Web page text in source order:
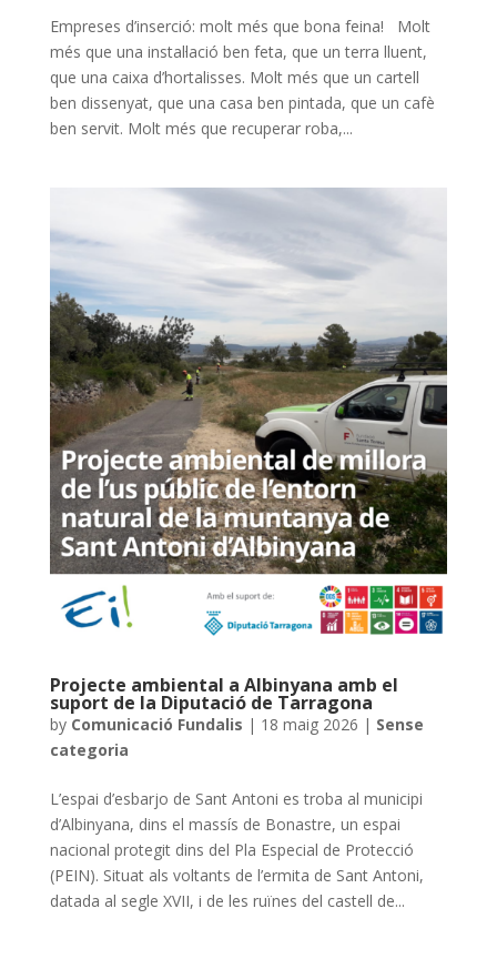
Empreses d’inserció: molt més que bona feina! Molt
més que una instal·lació ben feta, que un terra lluent,
que una caixa d’hortalisses. Molt més que un cartell
ben dissenyat, que una casa ben pintada, que un cafè
ben servit. Molt més que recuperar roba,...
Projecte ambiental a Albinyana amb el
suport de la Diputació de Tarragona
by Comunicació Fundalis | 18 maig 2026 | Sense
categoria
L’espai d’esbarjo de Sant Antoni es troba al municipi
d’Albinyana, dins el massís de Bonastre, un espai
nacional protegit dins del Pla Especial de Protecció
(PEIN). Situat als voltants de l’ermita de Sant Antoni,
datada al segle XVII, i de les ruïnes del castell de...